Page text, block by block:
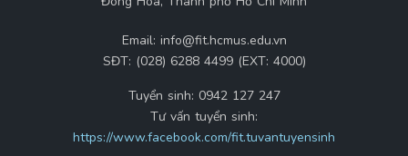
Email: info@fit.hcmus.edu.vn
SĐT: (028) 6288 4499 (EXT: 4000)
Tuyển sinh: 0942 127 247
Tư vấn tuyển sinh:
https://www.facebook.com/fit.tuvantuyensinh